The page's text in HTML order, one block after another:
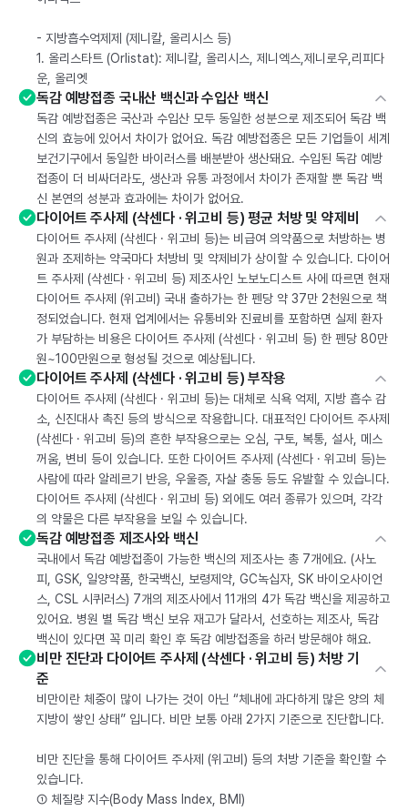
- 지방흡수억제제 (제니칼, 올리시스 등)
1. 올리스타트 (Orlistat): 제니칼, 올리시스, 제니엑스,제니로우,리피다
운, 올리엣
독감 예방접종 국내산 백신과 수입산 백신
독감 예방접종은 국산과 수입산 모두 동일한 성분으로 제조되어 독감 백
신의 효능에 있어서 차이가 없어요. 독감 예방접종은 모든 기업들이 세계
보건기구에서 동일한 바이러스를 배분받아 생산돼요. 수입된 독감 예방
접종이 더 비싸더라도, 생산과 유통 과정에서 차이가 존재할 뿐 독감 백
신 본연의 성분과 효과에는 차이가 없어요.
다이어트 주사제 (삭센다 · 위고비 등) 평균 처방 및 약제비
다이어트 주사제 (삭센다 · 위고비 등)는 비급여 의약품으로 처방하는 병
원과 조제하는 약국마다 처방비 및 약제비가 상이할 수 있습니다. 다이어
트 주사제 (삭센다 · 위고비 등) 제조사인 노보노디스트 사에 따르면 현재
다이어트 주사제 (위고비) 국내 출하가는 한 펜당 약 37만 2천원으로 책
정되었습니다. 현재 업계에서는 유통비와 진료비를 포함하면 실제 환자
가 부담하는 비용은 다이어트 주사제 (삭센다 · 위고비 등) 한 펜당 80만
원~100만원으로 형성될 것으로 예상됩니다.
다이어트 주사제 (삭센다 · 위고비 등) 부작용
다이어트 주사제 (삭센다 · 위고비 등)는 대체로 식욕 억제, 지방 흡수 감
소, 신진대사 촉진 등의 방식으로 작용합니다. 대표적인 다이어트 주사제
(삭센다 · 위고비 등)의 흔한 부작용으로는 오심, 구토, 복통, 설사, 메스
꺼움, 변비 등이 있습니다. 또한 다이어트 주사제 (삭센다 · 위고비 등)는
사람에 따라 알레르기 반응, 우울증, 자살 충동 등도 유발할 수 있습니다.
다이어트 주사제 (삭센다 · 위고비 등) 외에도 여러 종류가 있으며, 각각
의 약물은 다른 부작용을 보일 수 있습니다.
독감 예방접종 제조사와 백신
국내에서 독감 예방접종이 가능한 백신의 제조사는 총 7개에요. (사노
피, GSK, 일양약품, 한국백신, 보령제약, GC녹십자, SK 바이오사이언
스, CSL 시퀴러스) 7개의 제조사에서 11개의 4가 독감 백신을 제공하고
있어요. 병원 별 독감 백신 보유 재고가 달라서, 선호하는 제조사, 독감
백신이 있다면 꼭 미리 확인 후 독감 예방접종을 하러 방문해야 해요.
비만 진단과 다이어트 주사제 (삭센다 · 위고비 등) 처방 기
준
비만이란 체중이 많이 나가는 것이 아닌 “체내에 과다하게 많은 양의 체
지방이 쌓인 상태” 입니다. 비만 보통 아래 2가지 기준으로 진단합니다.
비만 진단을 통해 다이어트 주사제 (위고비) 등의 처방 기준을 확인할 수
있습니다.
① 체질량 지수(Body Mass Index, BMI)